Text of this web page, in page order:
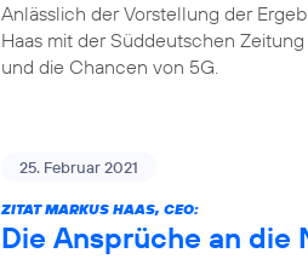
Anlässlich der Vorstellung der
Haas mit der Süddeutschen
und die Chancen von 5G.
25. Februar 2021
ZITAT MARKUS HAAS, CEO:
Die Ansprüche an die